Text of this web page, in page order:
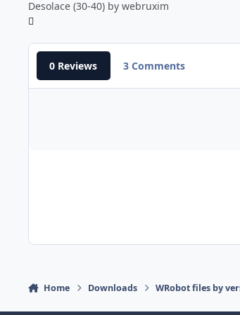
Desolace (30-40) by webruxim
0 Reviews 3 Comments
Home Downloads WRobot files by